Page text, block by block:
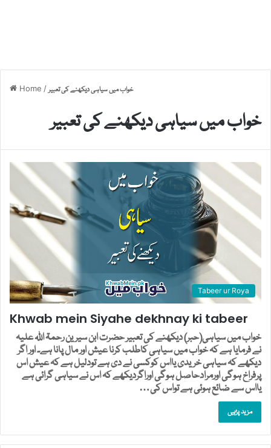
Home /خواب میں سیاہی دیکھنے کی تعبیر
خواب میں سیاہی دیکھنے کی تعبیر
Tabeer ur Roya
Khwab mein Siyahe dekhnay ki tabeer
خواب میں سیاہی(حبر) دیکھنے کی تعبیر حضرت ابن سیرین رحمۃ اللہ علیہ
نے فرمایا ہے کہ خواب میں سیاہی کاطلب کرنا عیش اور مال پانا ہے۔ اور اگر
دیکھے کہ سیاہی خریدی یااس کوکسی نے دی ہے تودلیل ہے کہ عیش اس
پرفراخ ہوگی اورمرادحاصل ہوگی اوراگردیکھے کہ اس نے سیاہی گرائی ہے
یااس سے ضائع ہوئی ہے تواس کی…
مزید پڑہیں